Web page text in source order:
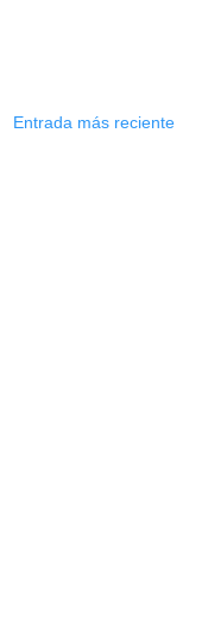
Entrada más reciente